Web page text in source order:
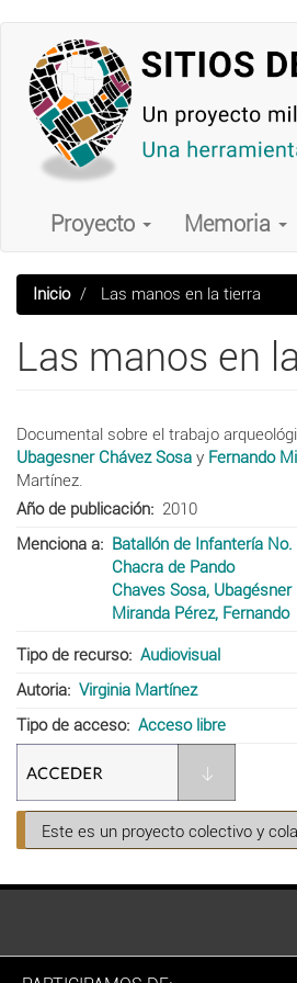
contenido
principal
Main
navigation
Proyecto Memoria
Inicio Las manos en la tierra
Las manos en
Documental sobre el trabajo
Ubagesner Chávez Sosa y Fernando
Martínez.
Año de publicación
2010
Menciona a
Batallón de Infantería No.
Chacra de Pando
Chaves Sosa, Ubagésner
Miranda Pérez, Fernando
Tipo de recurso
Audiovisual
Autoria
Virginia Martínez
Tipo de acceso
Acceso libre
Este es un proyecto colectivo y